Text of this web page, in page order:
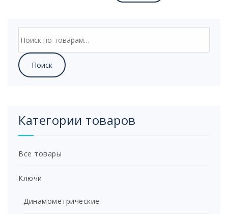
Поиск
Категории товаров
Все товары
Ключи
Динамометрические